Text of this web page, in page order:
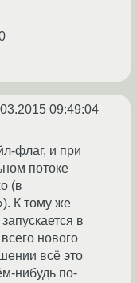
09:49:04
флаг, и при
потоке
(в
К тому же
в
нового
всё это
нибудь по-